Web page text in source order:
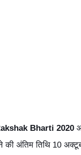
Bharti 2020
की अंतिम तिथि 10